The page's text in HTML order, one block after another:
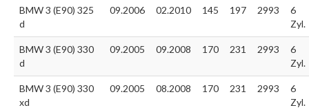
BMW 3 (E90) 325
d
09.2006 02.2010 145 197 2993
6
Zyl.
BMW 3 (E90) 330
d
09.2005 09.2008 170 231 2993
6
Zyl.
BMW 3 (E90) 330
xd
09.2005 08.2008 170 231 2993
6
Zyl.